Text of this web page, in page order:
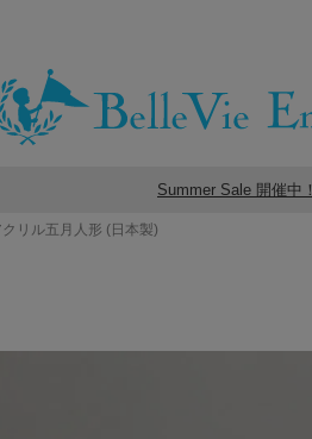
Summer Sale 開催中！
リル五月人形 (日本製)